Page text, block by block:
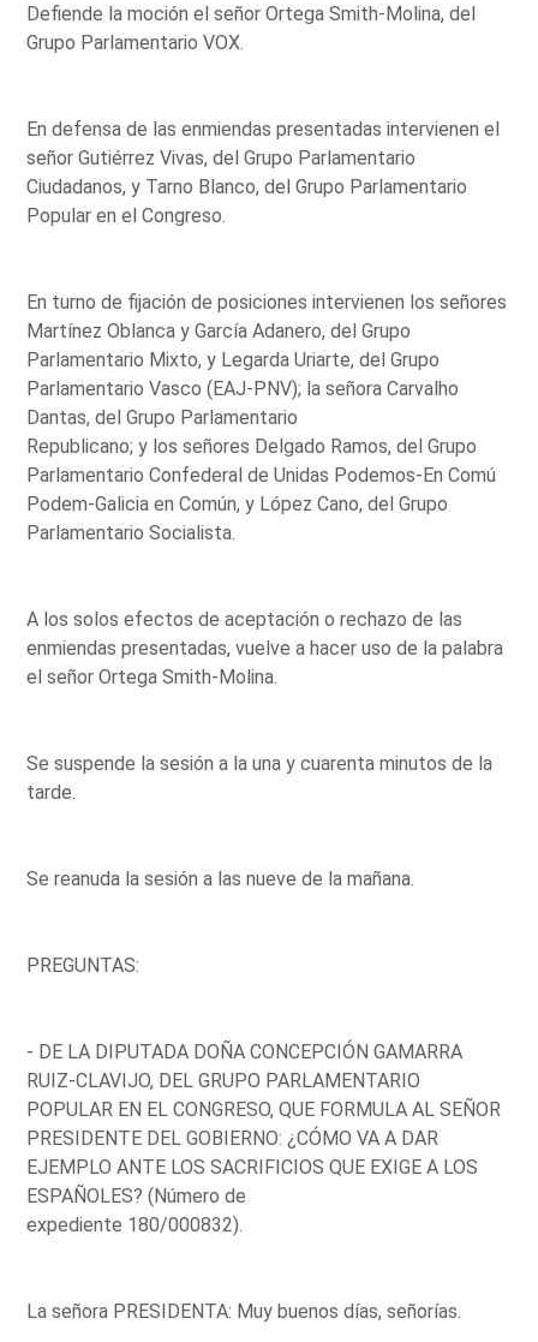
Defiende la moción el señor Ortega Smith-Molina, del
Grupo Parlamentario VOX.
En defensa de las enmiendas presentadas intervienen el
señor Gutiérrez Vivas, del Grupo Parlamentario
Ciudadanos, y Tarno Blanco, del Grupo Parlamentario
Popular en el Congreso.
En turno de fijación de posiciones intervienen los señores
Martínez Oblanca y García Adanero, del Grupo
Parlamentario Mixto, y Legarda Uriarte, del Grupo
Parlamentario Vasco (EAJ-PNV); la señora Carvalho
Dantas, del Grupo Parlamentario
Republicano; y los señores Delgado Ramos, del Grupo
Parlamentario Confederal de Unidas Podemos-En Comú
Podem-Galicia en Común, y López Cano, del Grupo
Parlamentario Socialista.
A los solos efectos de aceptación o rechazo de las
enmiendas presentadas, vuelve a hacer uso de la palabra
el señor Ortega Smith-Molina.
Se suspende la sesión a la una y cuarenta minutos de la
tarde.
Se reanuda la sesión a las nueve de la mañana.
PREGUNTAS:
- DE LA DIPUTADA DOÑA CONCEPCIÓN GAMARRA
RUIZ-CLAVIJO, DEL GRUPO PARLAMENTARIO
POPULAR EN EL CONGRESO, QUE FORMULA AL SEÑOR
PRESIDENTE DEL GOBIERNO: ¿CÓMO VA A DAR
EJEMPLO ANTE LOS SACRIFICIOS QUE EXIGE A LOS
ESPAÑOLES? (Número de
expediente 180/000832).
La señora PRESIDENTA: Muy buenos días, señorías.